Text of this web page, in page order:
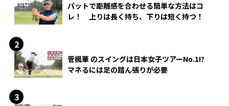
パットで距離感を合わせる簡単な方法はコ
レ！ 上りは長く持ち、下りは短く持つ！
菅楓華 のスイングは日本女子ツアーNo.1!?
マネるには足の踏ん張りが必要